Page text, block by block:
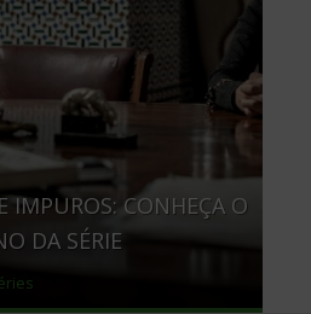
IMPUROS: CONHEÇA O
DA SÉRIE